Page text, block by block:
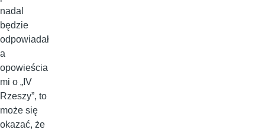
nadal
będzie
odpowiadał
a
opowieścia
mi o „IV
Rzeszy”, to
może się
okazać, że